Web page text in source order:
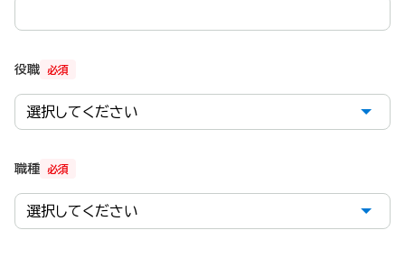
必須
役職
必須
職種